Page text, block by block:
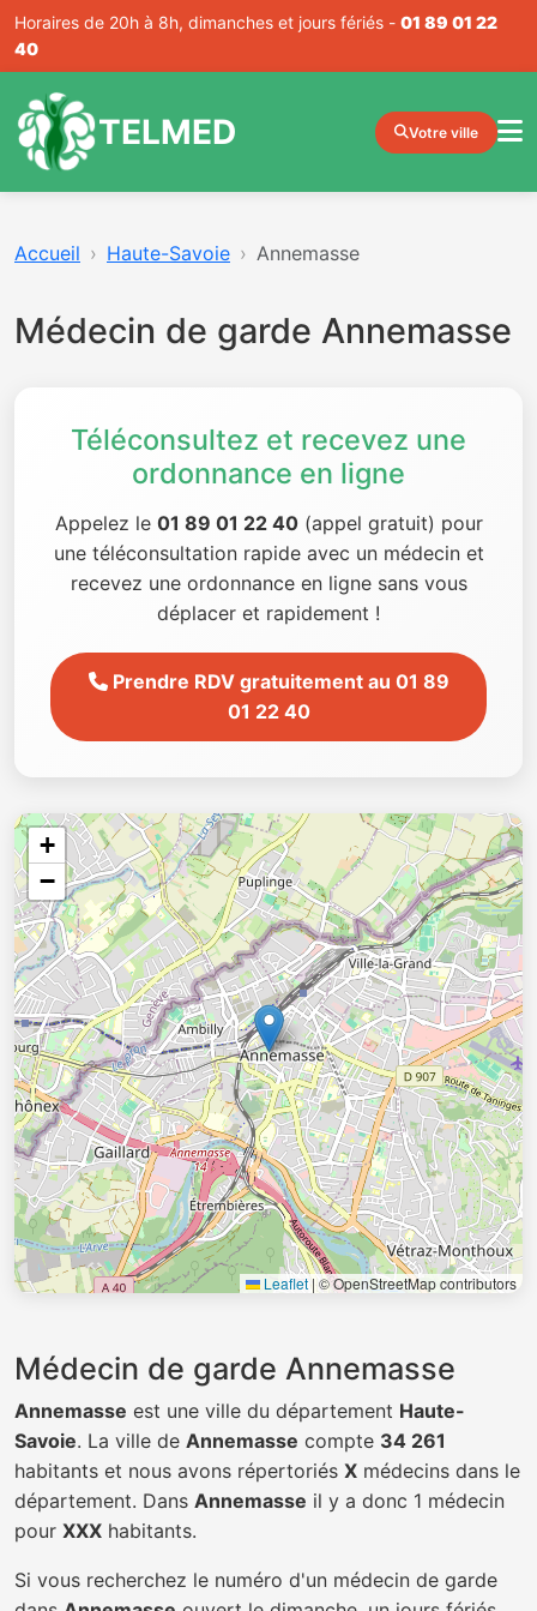
Horaires de 20h à 8h, dimanches et jours fériés - 01 89 01 22
40
TELMED Votre ville
Accueil Haute-Savoie Annemasse
Médecin de garde Annemasse
Téléconsultez et recevez une
ordonnance en ligne
Appelez le 01 89 01 22 40(appel gratuit) pour
une téléconsultation rapide avec un médecin et
recevez une ordonnance en ligne sans vous
déplacer et rapidement !
Prendre RDV gratuitement au 01 89
01 22 40
+
−
Leaflet |© OpenStreetMap contributors
Médecin de garde Annemasse
Annemasse est une ville du département Haute-
Savoie. La ville de Annemasse compte 34 261
habitants et nous avons répertoriés X médecins dans le
département. Dans Annemasse il y a donc 1 médecin
pour XXX habitants.
Si vous recherchez le numéro d'un médecin de garde